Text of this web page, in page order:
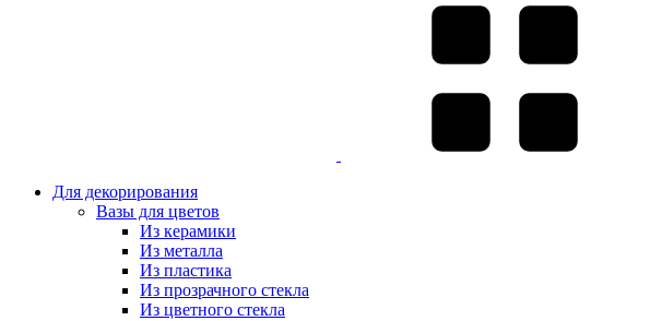
Для декорирования
Вазы для цветов
Из керамики
Из металла
Из пластика
Из прозрачного стекла
Из цветного стекла